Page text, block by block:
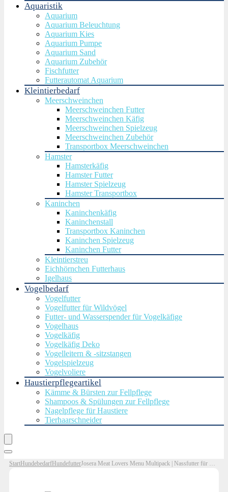
Aquaristik
Aquarium
Aquarium Beleuchtung
Aquarium Kies
Aquarium Pumpe
Aquarium Sand
Aquarium Zubehör
Fischfutter
Futterautomat Aquarium
Kleintierbedarf
Meerschweinchen
Meerschweinchen Futter
Meerschweinchen Käfig
Meerschweinchen Spielzeug
Meerschweinchen Zubehör
Transportbox Meerschweinchen
Hamster
Hamsterkäfig
Hamster Futter
Hamster Spielzeug
Hamster Transportbox
Kaninchen
Kaninchenkäfig
Kaninchenstall
Transportbox Kaninchen
Kaninchen Spielzeug
Kaninchen Futter
Kleintierstreu
Eichhörnchen Futterhaus
Igelhaus
Vogelbedarf
Vogelfutter
Vogelfutter für Wildvögel
Futter- und Wasserspender für Vogelkäfige
Vogelhaus
Vogelkäfig
Vogelkäfig Deko
Vogelleitern & -sitzstangen
Vogelspielzeug
Vogelvoliere
Haustierpflegeartikel
Kämme & Bürsten zur Fellpflege
Shampoos & Spülungen zur Fellpflege
Nagelpflege für Haustiere
Tierhaarschneider
StartHundebedarfHundefutterJosera Meat Lovers Menu Multipack | Nassfutter für Hunde | hoher Fleischanteil | getreidefrei | Alleinfuttermittel | 6x400g